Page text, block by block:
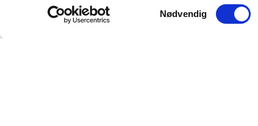
Samtykkevalg
Nødvendig
Få tilsendt praktisk
og hvilke